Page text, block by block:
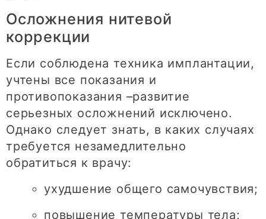
Осложнения нитевой
коррекции
Если соблюдена техника имплантации,
учтены все показания и
противопоказания –развитие
серьезных осложнений исключено.
Однако следует знать, в каких случаях
требуется незамедлительно
обратиться к врачу:
ухудшение общего самочувствия;
повышение температуры тела;